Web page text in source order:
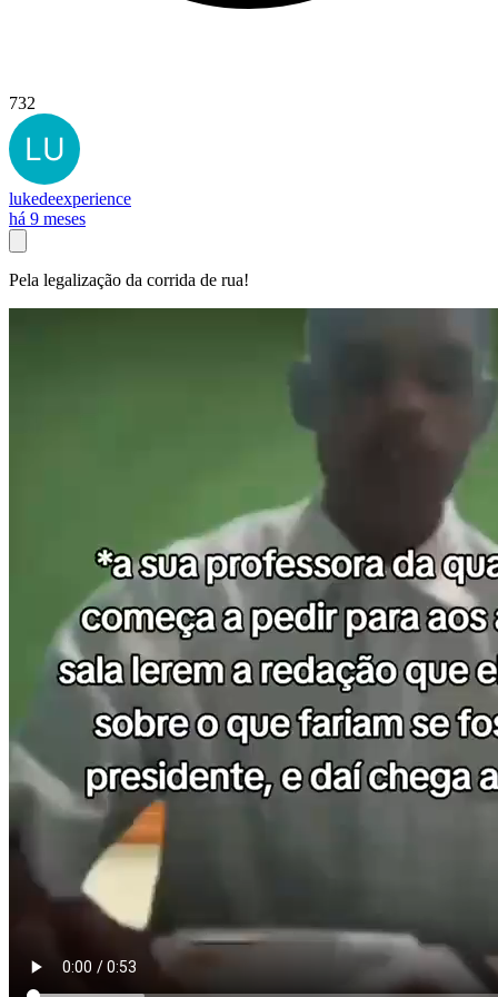
732
lukedeexperience
há 9 meses
Pela legalização da corrida de rua!